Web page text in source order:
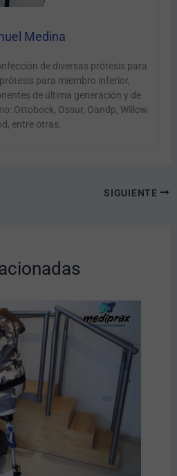
Medina
de diversas prótesis para
para miembro inferior,
de última generación y de
Ottobock, Ossur, Oandp, Willow
entre otras.
SIGUIENTE